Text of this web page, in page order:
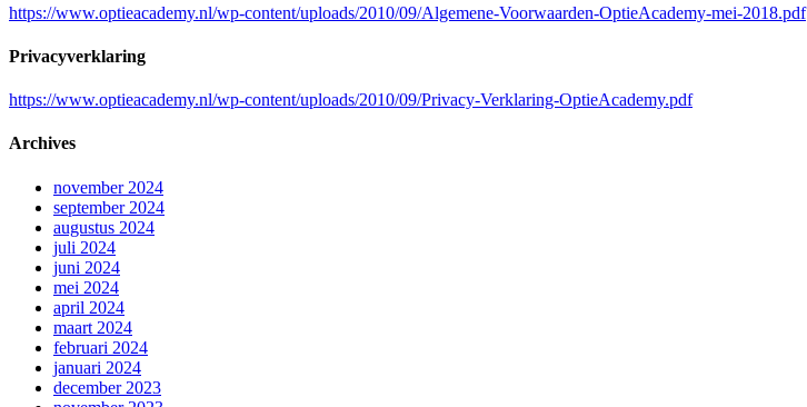
https://www.optieacademy.nl/wp-content/uploads/2010/09/Algemene-Voorwaarden-OptieAcademy-mei-2018.pdf
Privacyverklaring
https://www.optieacademy.nl/wp-content/uploads/2010/09/Privacy-Verklaring-OptieAcademy.pdf
Archives
november 2024
september 2024
augustus 2024
juli 2024
juni 2024
mei 2024
april 2024
maart 2024
februari 2024
januari 2024
december 2023